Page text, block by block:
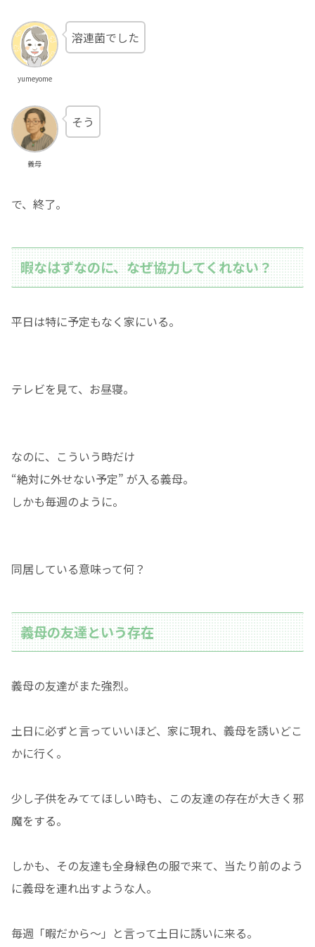
yumeyome
溶連菌でした
義母
そう
で、終了。
暇なはずなのに、なぜ協力してくれない？
平日は特に予定もなく家にいる。
テレビを見て、お昼寝。
なのに、こういう時だけ
“絶対に外せない予定” が入る義母。
しかも毎週のように。
同居している意味って何？
義母の友達という存在
義母の友達がまた強烈。
土日に必ずと言っていいほど、家に現れ、義母を誘いどこ
かに行く。
少し子供をみててほしい時も、この友達の存在が大きく邪
魔をする。
しかも、その友達も全身緑色の服で来て、当たり前のよう
に義母を連れ出すような人。
毎週「暇だから〜」と言って土日に誘いに来る。